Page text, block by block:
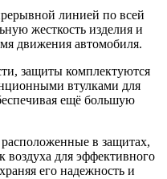
линией по всей
жесткость изделия и
движения автомобиля.
защиты комплектуются
втулками для
ещё большую
в защитах,
для эффективного
его надежность и